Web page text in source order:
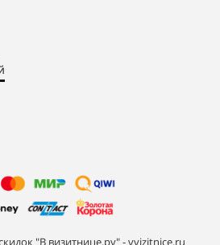
"В визитнице.ру" - vvizitnice.ru